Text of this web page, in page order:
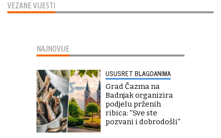
VEZANE VIJESTI
NAJNOVIJE
USUSRET BLAGDANIMA
Grad Čazma na
Badnjak organizira
podjelu prženih
ribica: ''Sve ste
pozvani i dobrodošli''